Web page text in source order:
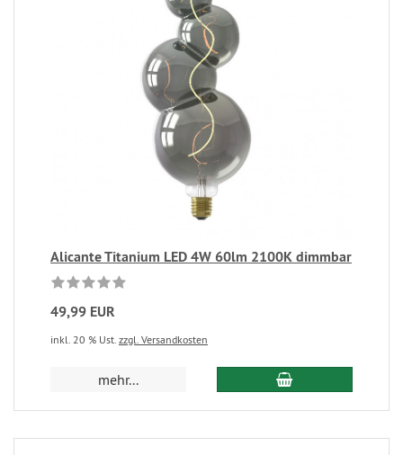
Alicante Titanium LED 4W 60lm 2100K dimmbar
49,99 EUR
inkl. 20 % Ust. zzgl. Versandkosten
mehr...